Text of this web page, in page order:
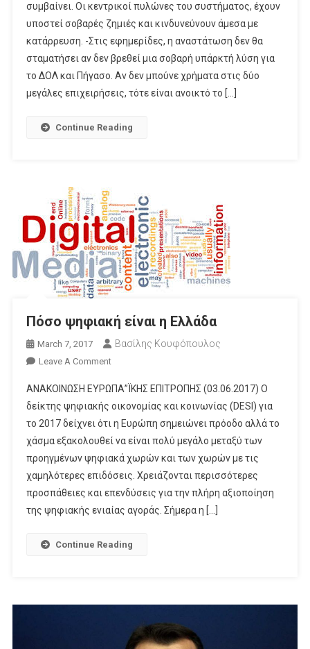
Κάτω
Από
Τα
Συντρίμμια
Της
Ενημέρωσης;
συμβαίνει. Οι κεντρικοί πυλώνες του συστήματος, έχουν
υποστεί σοβαρές ζημιές και κινδυνεύνουν άμεσα με
κατάρρευση. -Στις εφημερίδες, η αναστάτωση δεν θα
σταματήσει αν δεν βρεθεί μια σοβαρή υπάρκτή λύση για
το ΔΟΛ και Πήγασο. Αν δεν μπούνε χρήματα στις δύο
μεγάλες επιχειρήσεις, τότε είναι ανοικτό το […]
Continue Reading
Πόσο ψηφιακή είναι η Ελλάδα
March 7, 2017 Βασίλης Κουφόπουλος
Leave A CommentOn
Ψηφιακή
Είναι
Η
Ελλάδα
ΑΝΑΚΟΙΝΩΣΗ ΕΥΡΩΠΑ”ΪΚΗΣ ΕΠΙΤΡΟΠΗΣ (03.06.2017) Ο
δείκτης ψηφιακής οικονομίας και κοινωνίας (DESI) για
το 2017 δείχνει ότι η Ευρώπη σημειώνει πρόοδο αλλά το
χάσμα εξακολουθεί να είναι πολύ μεγάλο μεταξύ των
προηγμένων ψηφιακά χωρών και των χωρών με τις
χαμηλότερες επιδόσεις. Χρειάζονται περισσότερες
προσπάθειες και επενδύσεις για την πλήρη αξιοποίηση
της ψηφιακής ενιαίας αγοράς. Σήμερα η […]
Continue Reading